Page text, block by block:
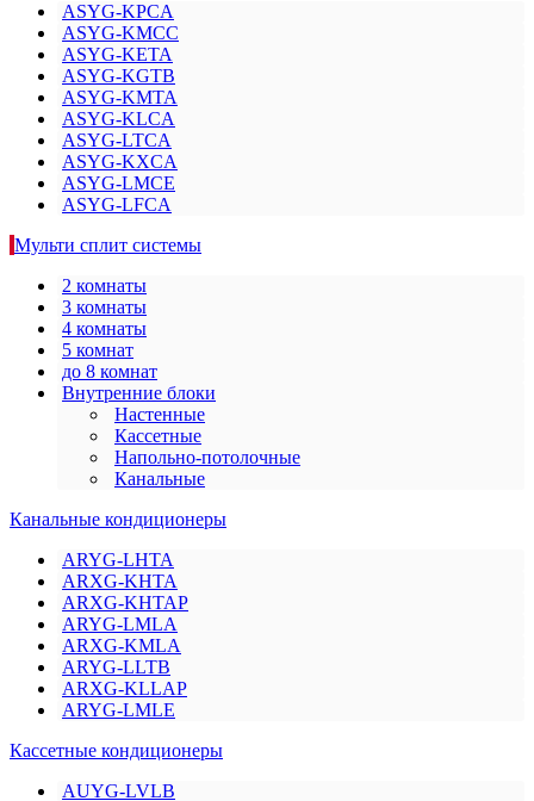
ASYG-KPCA
ASYG-KMCC
ASYG-KETA
ASYG-KGTB
ASYG-KMTA
ASYG-KLCA
ASYG-LTCA
ASYG-KXCA
ASYG-LMCE
ASYG-LFCA
Мульти сплит системы
2 комнаты
3 комнаты
4 комнаты
5 комнат
до 8 комнат
Внутренние блоки
Настенные
Кассетные
Напольно-потолочные
Канальные
Канальные кондиционеры
ARYG-LHTA
ARXG-KHTA
ARXG-KHTAP
ARYG-LMLA
ARXG-KMLA
ARYG-LLTB
ARXG-KLLAP
ARYG-LMLE
Кассетные кондиционеры
AUYG-LVLB